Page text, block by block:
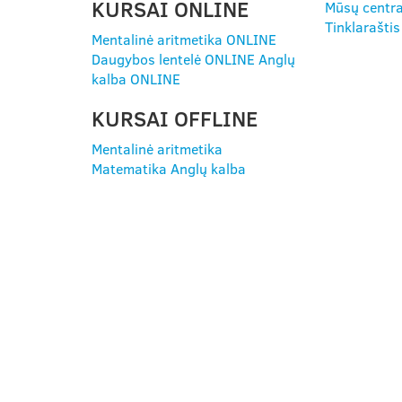
KURSAI ONLINE
Mentalinė aritmetika ONLINE
Daugybos lentelė ONLINE Anglų
kalba ONLINE
KURSAI OFFLINE
Mentalinė aritmetika
Matematika Anglų kalba
Mūsų
Tinklaraštis